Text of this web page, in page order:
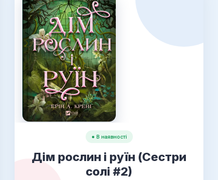
● В наявності
Дім рослин і руїн (Сестри
солі #2)